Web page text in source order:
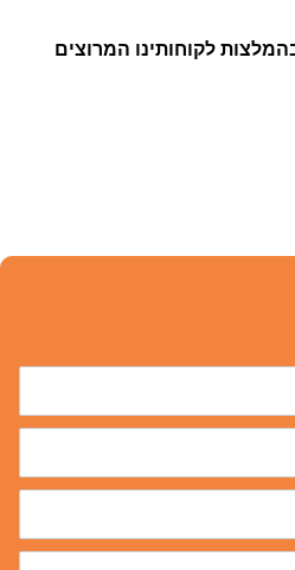
לקוחותינו המרוצים